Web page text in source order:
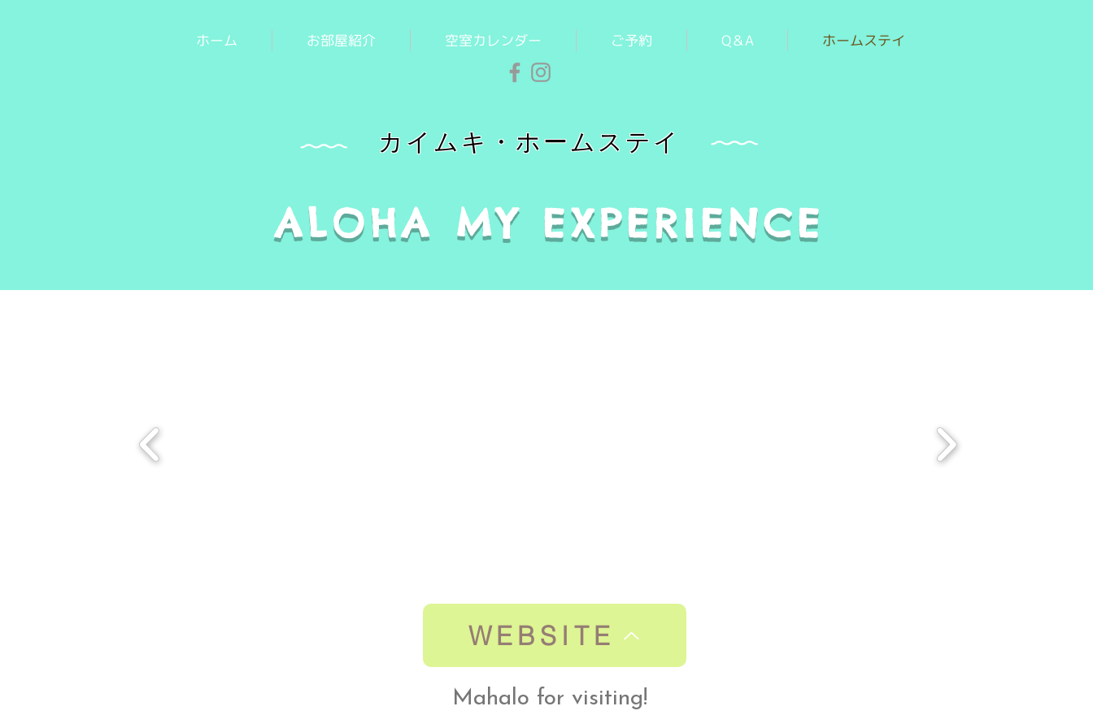
ホーム お部屋紹介 空室カレンダー ご予約 Q＆A ホームステイ
カイムキ・ホームステイ
ALOHA MY EXPERIENCE
WEBSITE
Mahalo for visiting!